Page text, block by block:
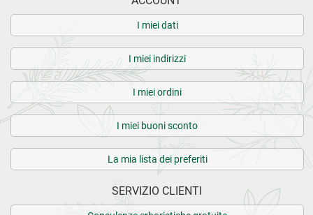
I miei dati
I miei indirizzi
I miei ordini
I miei buoni sconto
La mia lista dei preferiti
SERVIZIO CLIENTI